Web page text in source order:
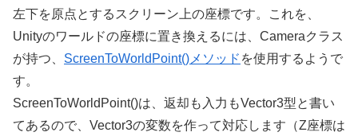
左下を原点とするスクリーン上の座標です。これを、
Unityのワールドの座標に置き換えるには、Cameraクラス
が持つ、 ScreenToWorldPoint()メソッド を使用するようで
す。
ScreenToWorldPoint()は、返却も入力もVector3型と書い
てあるので、Vector3の変数を作って対応します（Z座標は